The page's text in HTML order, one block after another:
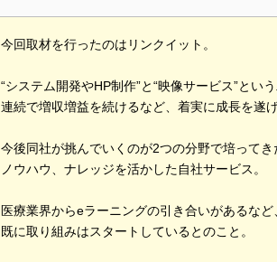
今回取材を行ったのはリンクイット。
“システム開発やHP制作”と“映像サービス”とい
連続で増収増益を続けるなど、着実に成長を遂げ
今後同社が挑んでいくのが2つの分野で培ってき
ノウハウ、ナレッジを活かした自社サービス。
医療業界からeラーニングの引き合いがあるなど
既に取り組みはスタートしているとのこと。